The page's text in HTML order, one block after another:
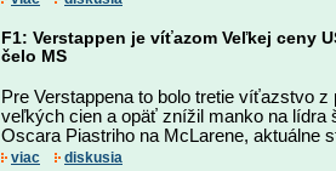
F1: Verstappen je víťazom Veľkej ceny
čelo MS
Pre Verstappena to bolo tretie víťazstvo
veľkých cien a opäť znížil manko na lídra
Oscara Piastriho na McLarene, aktuálne
viac diskusia